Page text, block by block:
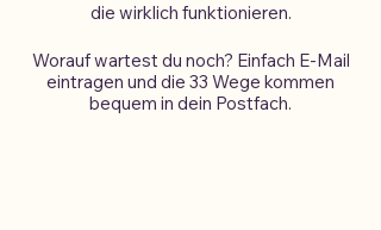
die wirklich funktionieren.
Worauf wartest du noch? Einfach E-Mail
eintragen und die 33 Wege kommen
bequem in dein Postfach.